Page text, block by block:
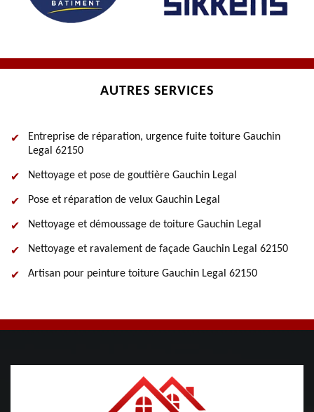
AUTRES SERVICES
Entreprise de réparation, urgence fuite toiture Gauchin
Legal 62150
Nettoyage et pose de gouttière Gauchin Legal
Pose et réparation de velux Gauchin Legal
Nettoyage et démoussage de toiture Gauchin Legal
Nettoyage et ravalement de façade Gauchin Legal 62150
Artisan pour peinture toiture Gauchin Legal 62150